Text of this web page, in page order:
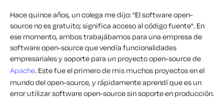
Hace quince años, un colega me dijo: "El software open-
source no es gratuito; significa acceso al código fuente". En
ese momento, ambos trabajábamos para una empresa de
software open-source que vendía funcionalidades
empresariales y soporte para un proyecto open-source de
Apache. Este fue el primero de mis muchos proyectos en el
mundo del open-source, y rápidamente aprendí que es un
error utilizar software open-source sin soporte en producción.